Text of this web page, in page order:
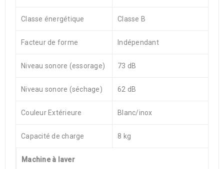
Classe énergétique Classe B
Facteur de forme Indépendant
Niveau sonore (essorage) 73 dB
Niveau sonore (séchage) 62 dB
Couleur Extérieure Blanc/inox
Capacité de charge 8 kg
Machine à laver